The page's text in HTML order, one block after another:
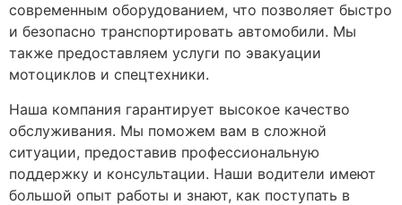
современным оборудованием, что позволяет быстро
и безопасно транспортировать автомобили. Мы
также предоставляем услуги по эвакуации
мотоциклов и спецтехники.
Наша компания гарантирует высокое качество
обслуживания. Мы поможем вам в сложной
ситуации, предоставив профессиональную
поддержку и консультации. Наши водители имеют
большой опыт работы и знают, как поступать в